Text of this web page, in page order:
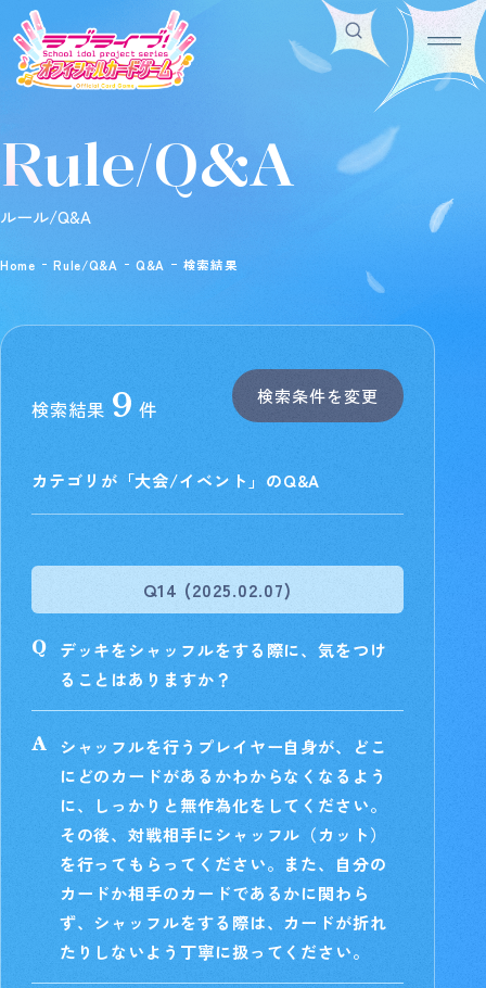
Home
ホーム
For Beginners
はじめての方へ
Rule/Q&A
ルール/Q&A
News
スケジュール 商品情報
デッキを作る/紹介/探す
Rule/Q&A
ルール/Q&A
Home Rule/Q&A Q&A 検索結果
検索結果 9 件
検索条件を変更
カテゴリが「大会/イベント」のQ&A
Q14 (2025.02.07)
デッキをシャッフルをする際に、気をつけ
ることはありますか？
シャッフルを行うプレイヤー自身が、どこ
にどのカードがあるかわからなくなるよう
に、しっかりと無作為化をしてください。
その後、対戦相手にシャッフル（カット）
を行ってもらってください。また、自分の
カードか相手のカードであるかに関わら
ず、シャッフルをする際は、カードが折れ
たりしないよう丁寧に扱ってください。